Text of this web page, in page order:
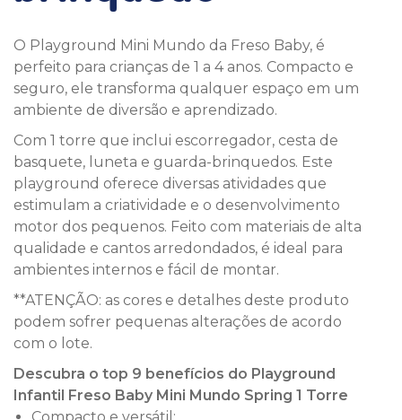
O Playground Mini Mundo da Freso Baby, é
perfeito para crianças de 1 a 4 anos. Compacto e
seguro, ele transforma qualquer espaço em um
ambiente de diversão e aprendizado.
Com 1 torre que inclui escorregador, cesta de
basquete, luneta e guarda-brinquedos. Este
playground oferece diversas atividades que
estimulam a criatividade e o desenvolvimento
motor dos pequenos. Feito com materiais de alta
qualidade e cantos arredondados, é ideal para
ambientes internos e fácil de montar.
**ATENÇÃO: as cores e detalhes deste produto
podem sofrer pequenas alterações de acordo
com o lote.
Descubra o top 9 benefícios do Playground
Infantil Freso Baby Mini Mundo Spring 1 Torre